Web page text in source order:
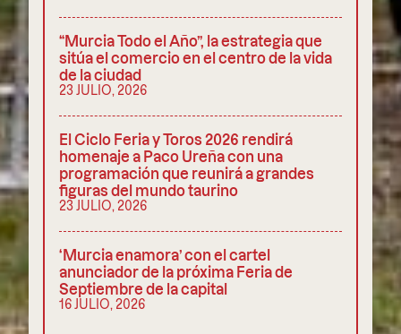
“Murcia Todo el Año”, la estrategia que
sitúa el comercio en el centro de la vida
de la ciudad
23 JULIO, 2026
El Ciclo Feria y Toros 2026 rendirá
homenaje a Paco Ureña con una
programación que reunirá a grandes
figuras del mundo taurino
23 JULIO, 2026
‘Murcia enamora’ con el cartel
anunciador de la próxima Feria de
Septiembre de la capital
16 JULIO, 2026